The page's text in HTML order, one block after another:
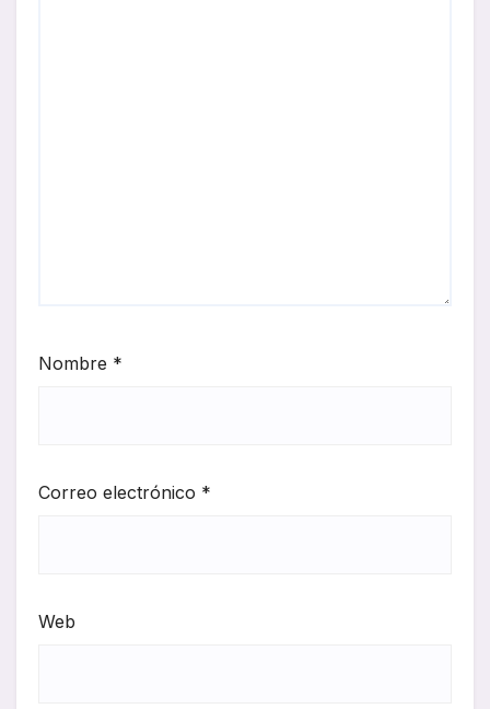
Nombre *
Correo electrónico *
Web